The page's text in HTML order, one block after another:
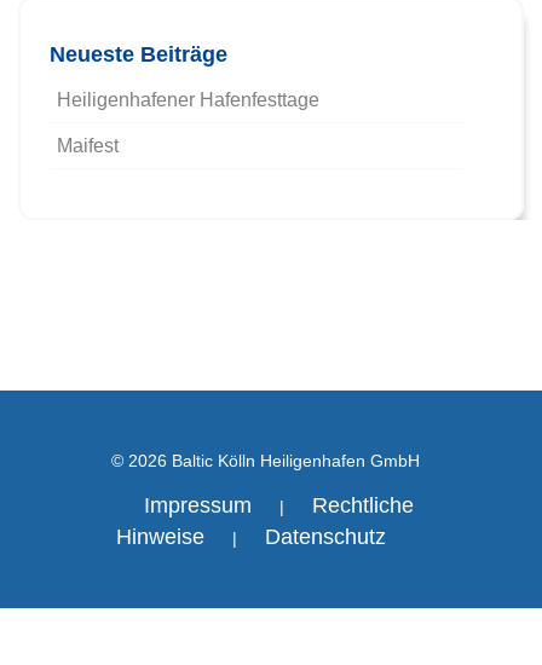
Neueste Beiträge
Heiligenhafener Hafenfesttage
Maifest
© 2026 Baltic Kölln Heiligenhafen GmbH
Impressum |
Rechtliche
Hinweise
| Datenschutz